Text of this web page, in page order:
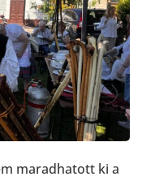
maradhatott ki a